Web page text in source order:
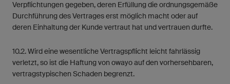
Verpflichtungen gegeben, deren Erfüllung die ordnungsgemäße
Durchführung des Vertrages erst möglich macht oder auf
deren Einhaltung der Kunde vertraut hat und vertrauen durfte.
10.2. Wird eine wesentliche Vertragspflicht leicht fahrlässig
verletzt, so ist die Haftung von owayo auf den vorhersehbaren,
vertragstypischen Schaden begrenzt.